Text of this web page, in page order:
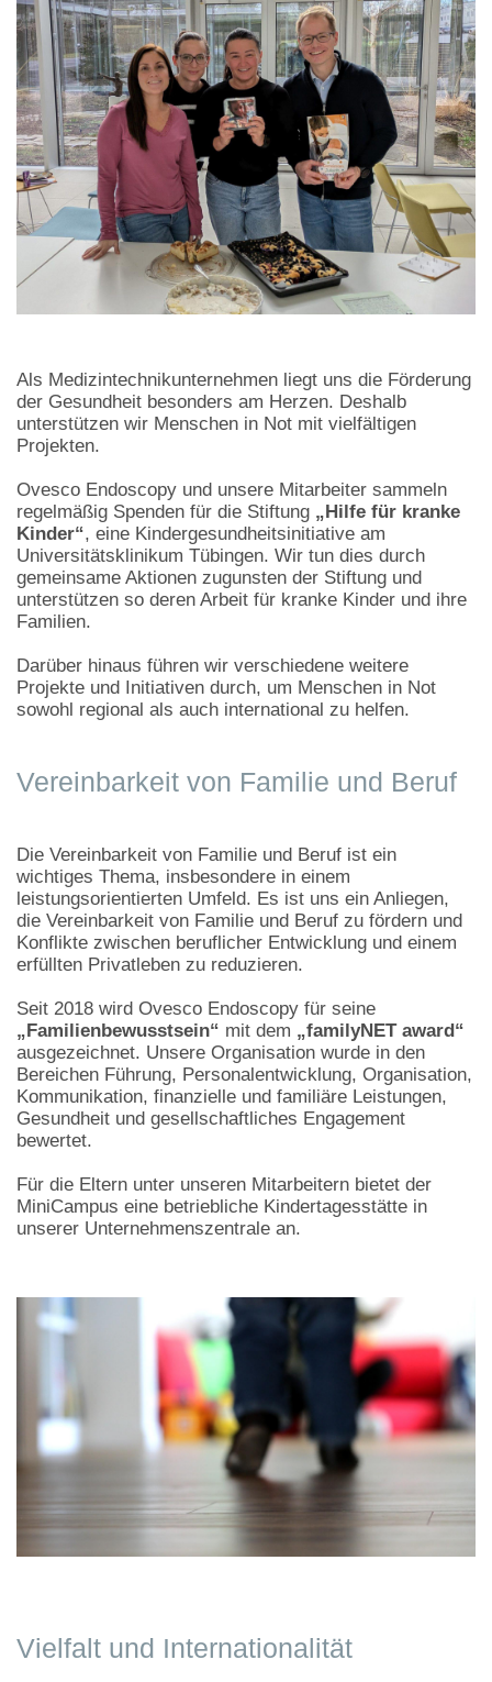
Als Medizintechnikunternehmen liegt uns die Förderung
der Gesundheit besonders am Herzen. Deshalb
unterstützen wir Menschen in Not mit vielfältigen
Projekten.
Ovesco Endoscopy und unsere Mitarbeiter sammeln
regelmäßig Spenden für die Stiftung „Hilfe für kranke
Kinder“, eine Kindergesundheitsinitiative am
Universitätsklinikum Tübingen. Wir tun dies durch
gemeinsame Aktionen zugunsten der Stiftung und
unterstützen so deren Arbeit für kranke Kinder und ihre
Familien.
Darüber hinaus führen wir verschiedene weitere
Projekte und Initiativen durch, um Menschen in Not
sowohl regional als auch international zu helfen.
Vereinbarkeit von Familie und Beruf
Die Vereinbarkeit von Familie und Beruf ist ein
wichtiges Thema, insbesondere in einem
leistungsorientierten Umfeld. Es ist uns ein Anliegen,
die Vereinbarkeit von Familie und Beruf zu fördern und
Konflikte zwischen beruflicher Entwicklung und einem
erfüllten Privatleben zu reduzieren.
Seit 2018 wird Ovesco Endoscopy für seine
„Familienbewusstsein“ mit dem „familyNET award“
ausgezeichnet. Unsere Organisation wurde in den
Bereichen Führung, Personalentwicklung, Organisation,
Kommunikation, finanzielle und familiäre Leistungen,
Gesundheit und gesellschaftliches Engagement
bewertet.
Für die Eltern unter unseren Mitarbeitern bietet der
MiniCampus eine betriebliche Kindertagesstätte in
unserer Unternehmenszentrale an.
Vielfalt und Internationalität